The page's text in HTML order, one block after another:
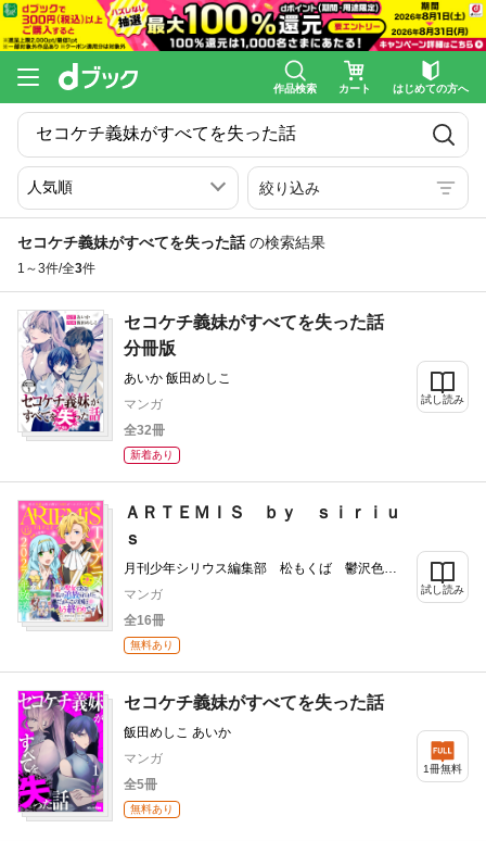
作品検索 カート はじめての方へ
絞り込み
セコケチ義妹がすべてを失った話 の検索結果
1～3件/全3件
セコケチ義妹がすべてを失った話
分冊版
あいか 飯田めしこ
マンガ
全32冊
新着あり
試し読み
ＡＲＴＥＭＩＳ ｂｙ ｓｉｒｉｕ
ｓ
月刊少年シリウス編集部 松もくば 鬱沢色
素 ぷきゅのすけ 水辺チカ 星彼方 ペペロ
豆ノ介 田中文 冬葉つがる 泉乃せん 花邑
まい 遠山えま 追本 マチバリ 高瀬カロ
マンガ
全16冊
無料あり
試し読み
セコケチ義妹がすべてを失った話
飯田めしこ あいか
マンガ
全5冊
無料あり
1冊無料